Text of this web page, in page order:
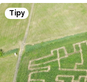
veselice,
rodinu a na
Tipy